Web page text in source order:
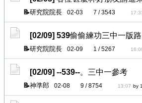
研究院院長 02-03 7 / 3543
[02/09] 539偷偷練功三中一版路
研究院院長 02-09 1 / 5267
[02/09] --539--。三中一參考
神準郎 02-08 9 / 8754 13:07 by